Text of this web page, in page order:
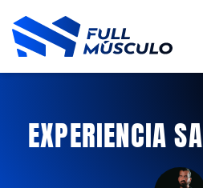
contenido
EXPERIENCIA